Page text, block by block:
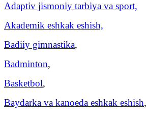
Adaptiv jismoniy tarbiya va sport,
Akademik eshkak eshish,
Badiiy gimnastika,
Badminton,
Basketbol,
Baydarka va kanoeda eshkak eshish,